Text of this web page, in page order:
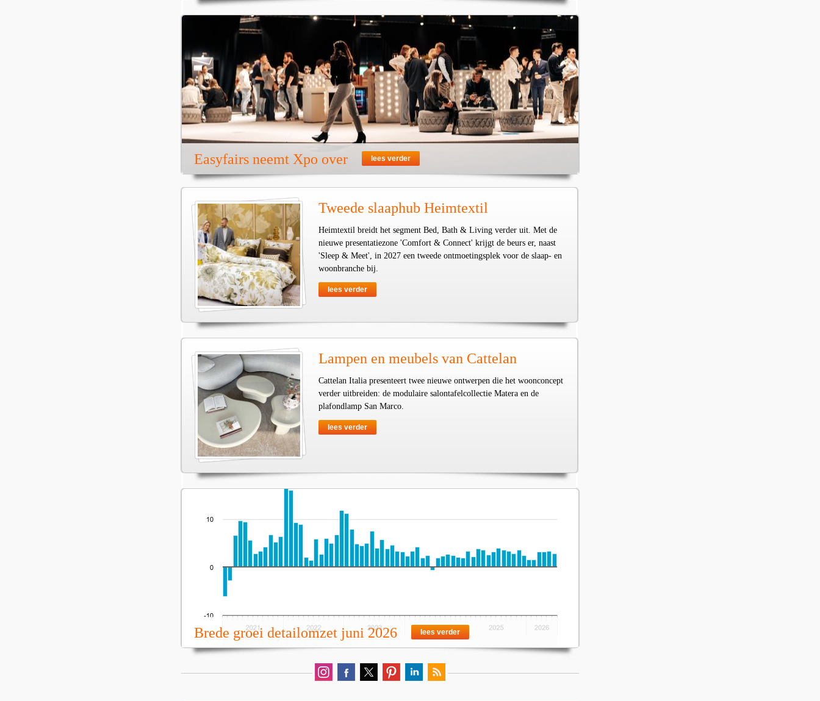
Easyfairs neemt Xpo over lees verder
Tweede slaaphub Heimtextil
Heimtextil breidt het segment Bed, Bath & Living verder uit. Met de
nieuwe presentatiezone 'Comfort & Connect' krijgt de beurs er, naast
'Sleep & Meet', in 2027 een tweede ontmoetingsplek voor de slaap- en
woonbranche bij.
lees verder
Lampen en meubels van Cattelan
Cattelan Italia presenteert twee nieuwe ontwerpen die het woonconcept
verder uitbreiden: de modulaire salontafelcollectie Matera en de
plafondlamp San Marco.
lees verder
Brede groei detailomzet juni 2026 lees verder